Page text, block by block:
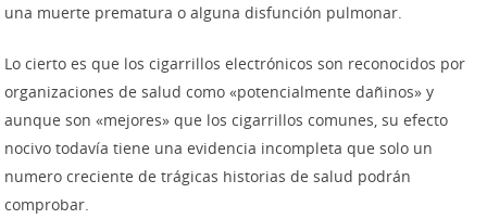
una muerte prematura o alguna disfunción pulmonar.
Lo cierto es que los cigarrillos electrónicos son reconocidos por
organizaciones de salud como «potencialmente dañinos» y
aunque son «mejores» que los cigarrillos comunes, su efecto
nocivo todavía tiene una evidencia incompleta que solo un
numero creciente de trágicas historias de salud podrán
comprobar.